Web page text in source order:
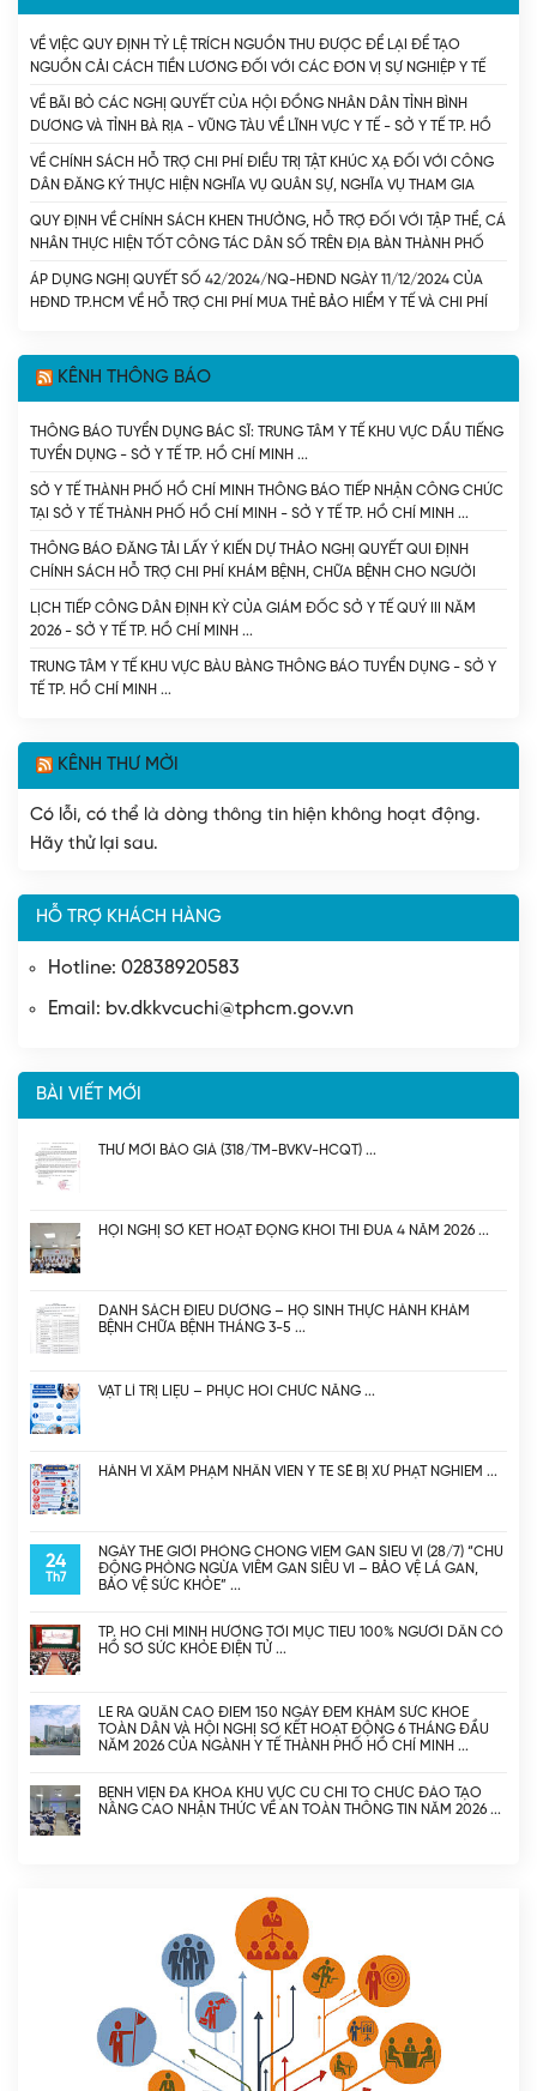
VỀ VIỆC QUY ĐỊNH TỶ LỆ TRÍCH NGUỒN THU ĐƯỢC ĐỂ LẠI ĐỂ TẠO
NGUỒN CẢI CÁCH TIỀN LƯƠNG ĐỐI VỚI CÁC ĐƠN VỊ SỰ NGHIỆP Y TẾ
CÔNG LẬP CÓ SỐ THU LỚN DO THÀNH PHỐ HỒ CHÍ MINH QUẢN LÝ
(CHUNG) - SỞ Y TẾ TP. HỒ CHÍ MINH
VỀ BÃI BỎ CÁC NGHỊ QUYẾT CỦA HỘI ĐỒNG NHÂN DÂN TỈNH BÌNH
DƯƠNG VÀ TỈNH BÀ RỊA - VŨNG TÀU VỀ LĨNH VỰC Y TẾ - SỞ Y TẾ TP. HỒ
CHÍ MINH
VỀ CHÍNH SÁCH HỖ TRỢ CHI PHÍ ĐIỀU TRỊ TẬT KHÚC XẠ ĐỐI VỚI CÔNG
DÂN ĐĂNG KÝ THỰC HIỆN NGHĨA VỤ QUÂN SỰ, NGHĨA VỤ THAM GIA
CÔNG AN NHÂN DÂN - SỞ Y TẾ TP. HỒ CHÍ MINH
QUY ĐỊNH VỀ CHÍNH SÁCH KHEN THƯỞNG, HỖ TRỢ ĐỐI VỚI TẬP THỂ, CÁ
NHÂN THỰC HIỆN TỐT CÔNG TÁC DÂN SỐ TRÊN ĐỊA BÀN THÀNH PHỐ
HỒ CHÍ MINH. - SỞ Y TẾ TP. HỒ CHÍ MINH
ÁP DỤNG NGHỊ QUYẾT SỐ 42/2024/NQ-HĐND NGÀY 11/12/2024 CỦA
HĐND TP.HCM VỀ HỖ TRỢ CHI PHÍ MUA THẺ BẢO HIỂM Y TẾ VÀ CHI PHÍ
KÊNH THÔNG BÁO
THÔNG BÁO TUYỂN DỤNG BÁC SĨ: TRUNG TÂM Y TẾ KHU VỰC DẦU TIẾNG
TUYỂN DỤNG - SỞ Y TẾ TP. HỒ CHÍ MINH
SỞ Y TẾ THÀNH PHỐ HỒ CHÍ MINH THÔNG BÁO TIẾP NHẬN CÔNG CHỨC
TẠI SỞ Y TẾ THÀNH PHỐ HỒ CHÍ MINH - SỞ Y TẾ TP. HỒ CHÍ MINH
THÔNG BÁO ĐĂNG TẢI LẤY Ý KIẾN DỰ THẢO NGHỊ QUYẾT QUI ĐỊNH
CHÍNH SÁCH HỖ TRỢ CHI PHÍ KHÁM BỆNH, CHỮA BỆNH CHO NGƯỜI
BỆNH CHẠY THẬN NHÂN TẠO VÀ DỰ THẢO NGHỊ QUYẾT CỦA HỘI ĐỒNG
NHÂN DÂN THÀNH PHỐ QUY ĐỊNH MỨC HỖ TRỢ ĐÓNG BẢO HIỂM Y TẾ
CHO NGƯỜI CAO TUỔI, HỌC SINH TRÊN ĐỊA BÀN THÀNH PHỐ HỒ CHÍ
MINH. - SỞ Y TẾ TP. HỒ CHÍ MINH
LỊCH TIẾP CÔNG DÂN ĐỊNH KỲ CỦA GIÁM ĐỐC SỞ Y TẾ QUÝ III NĂM
2026 - SỞ Y TẾ TP. HỒ CHÍ MINH
TRUNG TÂM Y TẾ KHU VỰC BÀU BÀNG THÔNG BÁO TUYỂN DỤNG - SỞ Y
TẾ TP. HỒ CHÍ MINH
KÊNH THƯ MỜI
Có lỗi, có thể là dòng thông tin hiện không hoạt động.
Hãy thử lại sau.
HỖ TRỢ KHÁCH HÀNG
Hotline: 02838920583
Email: bv.dkkvcuchi@tphcm.gov.vn
BÀI VIẾT MỚI
THƯ MỜI BÁO GIÁ (318/TM-BVKV-HCQT)
HỘI NGHỊ SƠ KẾT HOẠT ĐỘNG KHỐI THI ĐUA 4 NĂM 2026
DANH SÁCH ĐIỀU DƯỠNG – HỘ SINH THỰC HÀNH KHÁM
BỆNH CHỮA BỆNH THÁNG 3-5
VẬT LÍ TRỊ LIỆU – PHỤC HỒI CHỨC NĂNG
HÀNH VI XÂM PHẠM NHÂN VIÊN Y TẾ SẼ BỊ XỬ PHẠT NGHIÊM
24
Th7
NGÀY THẾ GIỚI PHÒNG CHỐNG VIÊM GAN SIÊU VI (28/7) “CHỦ
ĐỘNG PHÒNG NGỪA VIÊM GAN SIÊU VI – BẢO VỆ LÁ GAN,
BẢO VỆ SỨC KHỎE”
TP. HỒ CHÍ MINH HƯỚNG TỚI MỤC TIÊU 100% NGƯỜI DÂN CÓ
HỒ SƠ SỨC KHỎE ĐIỆN TỬ
LỄ RA QUÂN CAO ĐIỂM 150 NGÀY ĐÊM KHÁM SỨC KHỎE
TOÀN DÂN VÀ HỘI NGHỊ SƠ KẾT HOẠT ĐỘNG 6 THÁNG ĐẦU
NĂM 2026 CỦA NGÀNH Y TẾ THÀNH PHỐ HỒ CHÍ MINH
BỆNH VIỆN ĐA KHOA KHU VỰC CỦ CHI TỔ CHỨC ĐÀO TẠO
NÂNG CAO NHẬN THỨC VỀ AN TOÀN THÔNG TIN NĂM 2026